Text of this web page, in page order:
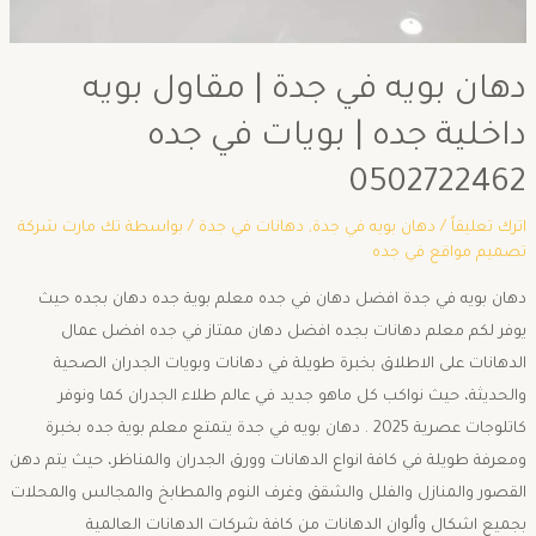
دهان بويه في جدة | مقاول بويه
داخلية جده | بويات في جده
0502722462
اترك تعليقاً / دهان بويه في جدة, دهانات في جدة / بواسطة تك مارت شركة
تصميم مواقع في جده
دهان بويه في جدة افضل دهان في جده معلم بوية جده دهان بجده حيث
يوفر لكم معلم دهانات بجده افضل دهان ممتاز في جده افضل عمال
الدهانات على الاطلاق بخبرة طويلة في دهانات وبويات الجدران الصحية
والحديثة، حيث نواكب كل ماهو جديد في عالم طلاء الجدران كما ونوفر
كاتلوجات عصرية 2025 . دهان بويه في جدة يتمتع معلم بوية جده بخبرة
ومعرفة طويلة في كافة انواع الدهانات وورق الجدران والمناظر، حيث يتم دهن
القصور والمنازل والفلل والشقق وغرف النوم والمطابخ والمجالس والمحلات
بجميع اشكال وألوان الدهانات من كافة شركات الدهانات العالمية